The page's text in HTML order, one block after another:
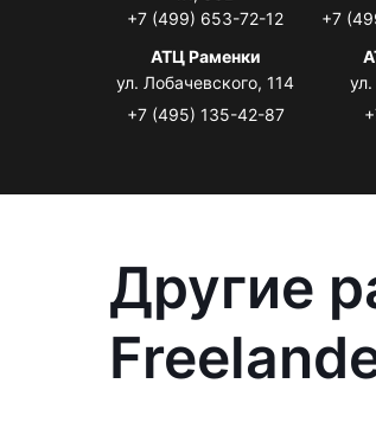
+7 (499) 653-72-12
+7
АТЦ Раменки
ул. Лобачевского, 114
+7 (495) 135-42-87
Другие